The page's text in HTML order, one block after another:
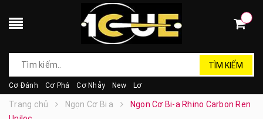
TÌM KIẾM
Cơ Đánh Cơ Phá Cơ Nhảy New Lơ
Trang chủ Ngọn Cơ Bi a
Ngọn Cơ Bi-a Rhino Carbon Ren